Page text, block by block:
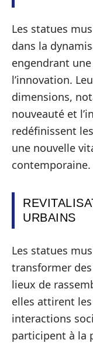
Les statues
dans la
engendrant
l’innovation.
dimensions,
nouveauté et
redéfinissent
une nouvelle
contemporaine.
URBAINS
Les statues
transformer
lieux de
elles attirent
interactions
participent à la